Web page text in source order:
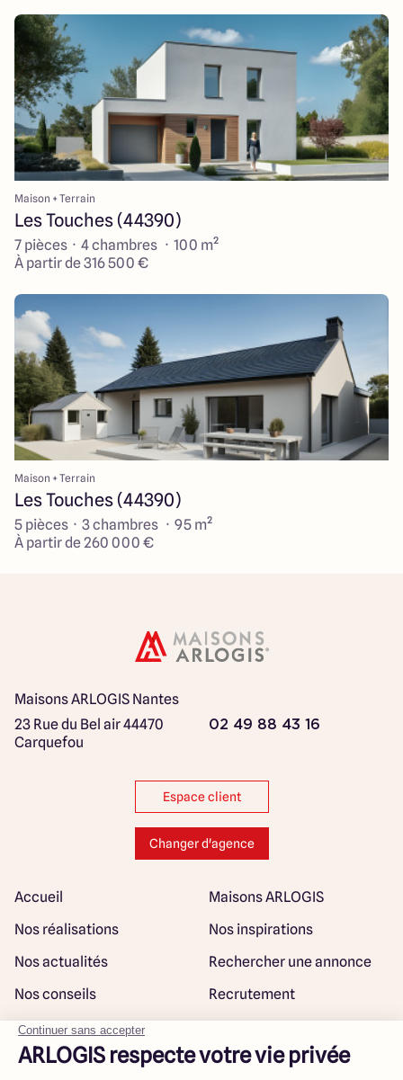
Maison + Terrain
Les Touches (44390)
7 pièces · 4 chambres · 100 m²
À partir de 316 500 €
Maison + Terrain
Les Touches (44390)
5 pièces · 3 chambres · 95 m²
À partir de 260 000 €
Maisons ARLOGIS Nantes
23 Rue du Bel air44470
Carquefou
02 49 88 43 16
Espace client
Changer d'agence
Accueil
Maisons ARLOGIS
Nos réalisations
Nos inspirations
Nos actualités
Rechercher une annonce
Nos conseils
Recrutement
Rejoindre notre réseau